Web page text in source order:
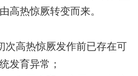
高热惊厥转变而来。
高热惊厥发作前已存在可
发育异常；